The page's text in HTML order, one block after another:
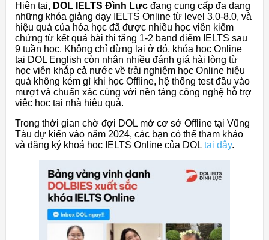
Hiện tại, DOL IELTS Đình Lực đang cung cấp đa dạng
những khóa giảng dạy IELTS Online từ level 3.0-8.0, và
hiệu quả của hóa học đã được nhiều học viên kiểm
chứng từ kết quả bài thi tăng 1-2 band điểm IELTS sau
9 tuần học. Không chỉ dừng lại ở đó, khóa học Online
tại DOL English còn nhận nhiều đánh giá hài lòng từ
học viên khắp cả nước về trải nghiệm học Online hiệu
quả không kém gì khi học Offline, hệ thống test đầu vào
mượt và chuẩn xác cùng với nền tảng công nghệ hỗ trợ
việc học tại nhà hiệu quả.
Trong thời gian chờ đợi DOL mở cơ sở Offline tại Vũng
Tàu dự kiến vào năm 2024, các bạn có thể tham khảo
và đăng ký khoá học IELTS Online của DOL tại đây.